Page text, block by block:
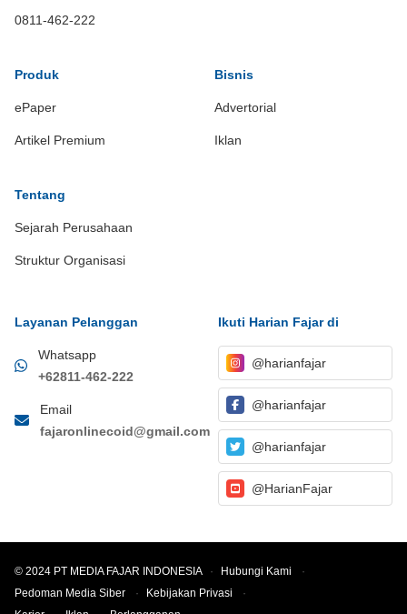
0811-462-222
Produk
ePaper
Artikel Premium
Bisnis
Advertorial
Iklan
Tentang
Sejarah Perusahaan
Struktur Organisasi
Layanan Pelanggan
Whatsapp
+62811-462-222
Email
fajaronlinecoid@gmail.com
Ikuti Harian Fajar di
@harianfajar
@harianfajar
@harianfajar
@HarianFajar
© 2024 PT MEDIA FAJAR INDONESIA · Hubungi Kami
·
Pedoman Media Siber
· Kebijakan Privasi
·